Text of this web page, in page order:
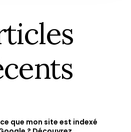
contenu
contenu &#038; Content
fiche produit
fiches produits qui font
performances : Google Ads,
&#038; Instagram.
que mon site est indexé